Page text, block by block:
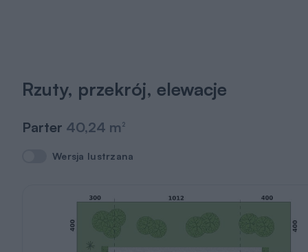
Rzuty, przekrój, elewacje
Parter 40,24 m 2
Wersja lustrzana
Wersja lustrzana